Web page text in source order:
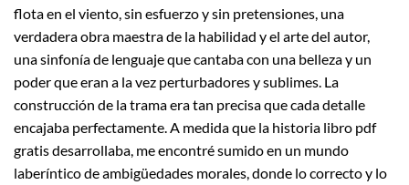
flota en el viento, sin esfuerzo y sin pretensiones, una
verdadera obra maestra de la habilidad y el arte del autor,
una sinfonía de lenguaje que cantaba con una belleza y un
poder que eran a la vez perturbadores y sublimes. La
construcción de la trama era tan precisa que cada detalle
encajaba perfectamente. A medida que la historia libro pdf
gratis desarrollaba, me encontré sumido en un mundo
laberíntico de ambigüedades morales, donde lo correcto y lo